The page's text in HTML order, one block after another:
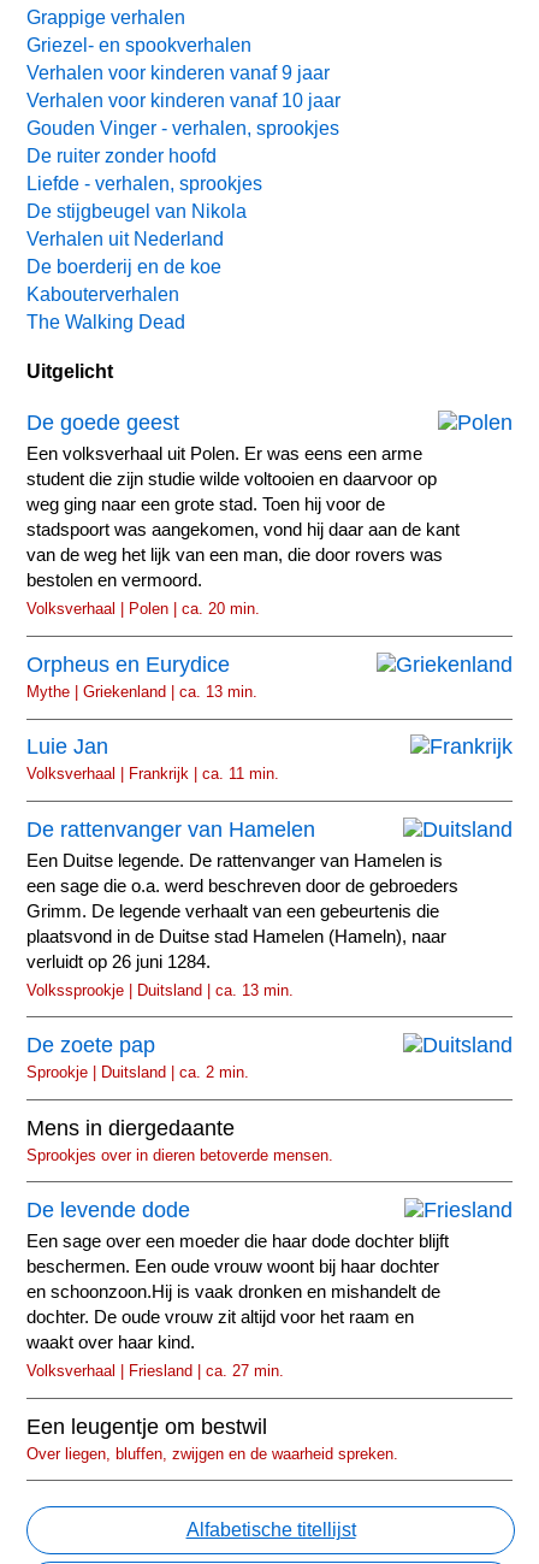
Grappige verhalen
Griezel- en spookverhalen
Verhalen voor kinderen vanaf 9 jaar
Verhalen voor kinderen vanaf 10 jaar
Gouden Vinger - verhalen, sprookjes
De ruiter zonder hoofd
Liefde - verhalen, sprookjes
De stijgbeugel van Nikola
Verhalen uit Nederland
De boerderij en de koe
Kabouterverhalen
The Walking Dead
Uitgelicht
De goede geest
Een volksverhaal uit Polen. Er was eens een arme
student die zijn studie wilde voltooien en daarvoor op
weg ging naar een grote stad. Toen hij voor de
stadspoort was aangekomen, vond hij daar aan de kant
van de weg het lijk van een man, die door rovers was
bestolen en vermoord.
Volksverhaal | Polen | ca. 20 min.
Orpheus en Eurydice
Mythe | Griekenland | ca. 13 min.
Luie Jan
Volksverhaal | Frankrijk | ca. 11 min.
De rattenvanger van Hamelen
Een Duitse legende. De rattenvanger van Hamelen is
een sage die o.a. werd beschreven door de gebroeders
Grimm. De legende verhaalt van een gebeurtenis die
plaatsvond in de Duitse stad Hamelen (Hameln), naar
verluidt op 26 juni 1284.
Volkssprookje | Duitsland | ca. 13 min.
De zoete pap
Sprookje | Duitsland | ca. 2 min.
Mens in diergedaante
Sprookjes over in dieren betoverde mensen.
De levende dode
Een sage over een moeder die haar dode dochter blijft
beschermen. Een oude vrouw woont bij haar dochter
en schoonzoon.Hij is vaak dronken en mishandelt de
dochter. De oude vrouw zit altijd voor het raam en
waakt over haar kind.
Volksverhaal | Friesland | ca. 27 min.
Een leugentje om bestwil
Over liegen, bluffen, zwijgen en de waarheid spreken.
Alfabetische titellijst